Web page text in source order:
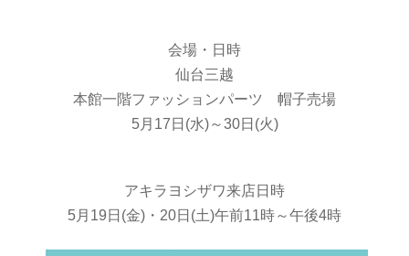
会場・日時
仙台三越
本館一階ファッションパーツ 帽子売場
5月17日(水)～30日(火)
アキラヨシザワ来店日時
5月19日(金)・20日(土)午前11時～午後4時